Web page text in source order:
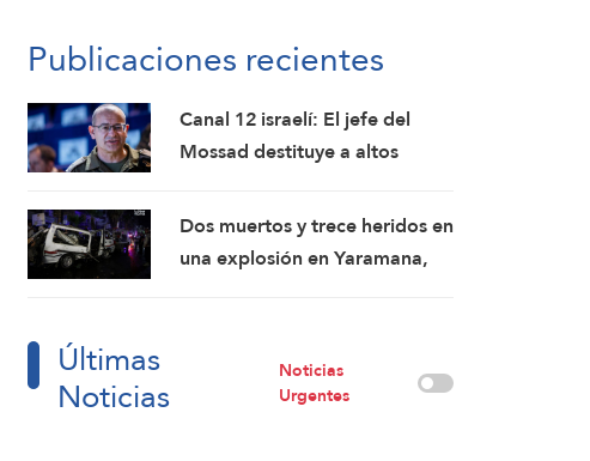
Publicaciones recientes
Canal 12 israelí: El jefe del
Mossad destituye a altos
su intento por derrocar al
régimen iraní
Dos muertos y trece heridos en
una explosión en Yaramana,
Últimas
Noticias
Noticias
Urgentes